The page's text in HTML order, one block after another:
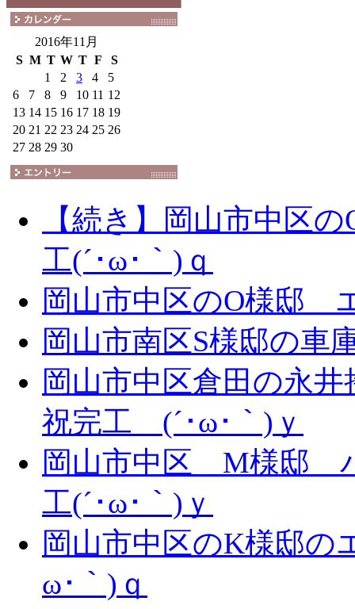
2016年11月
S M T W T F
S
1
2 3 4
5
6
7 8 9 10 11 12
13 14 15 16 17 18 19
20 21 22 23 24 25 26
27 28 29 30
【続き】岡山市中区
工(´･ω･｀)ｑ
岡山市中区のO様邸
岡山市南区S様邸の車
岡山市中区倉田の永
祝完工 (´･ω･｀)ｙ
岡山市中区 M様邸
工(´･ω･｀)ｙ
岡山市中区のK様邸の
ω･｀)ｑ